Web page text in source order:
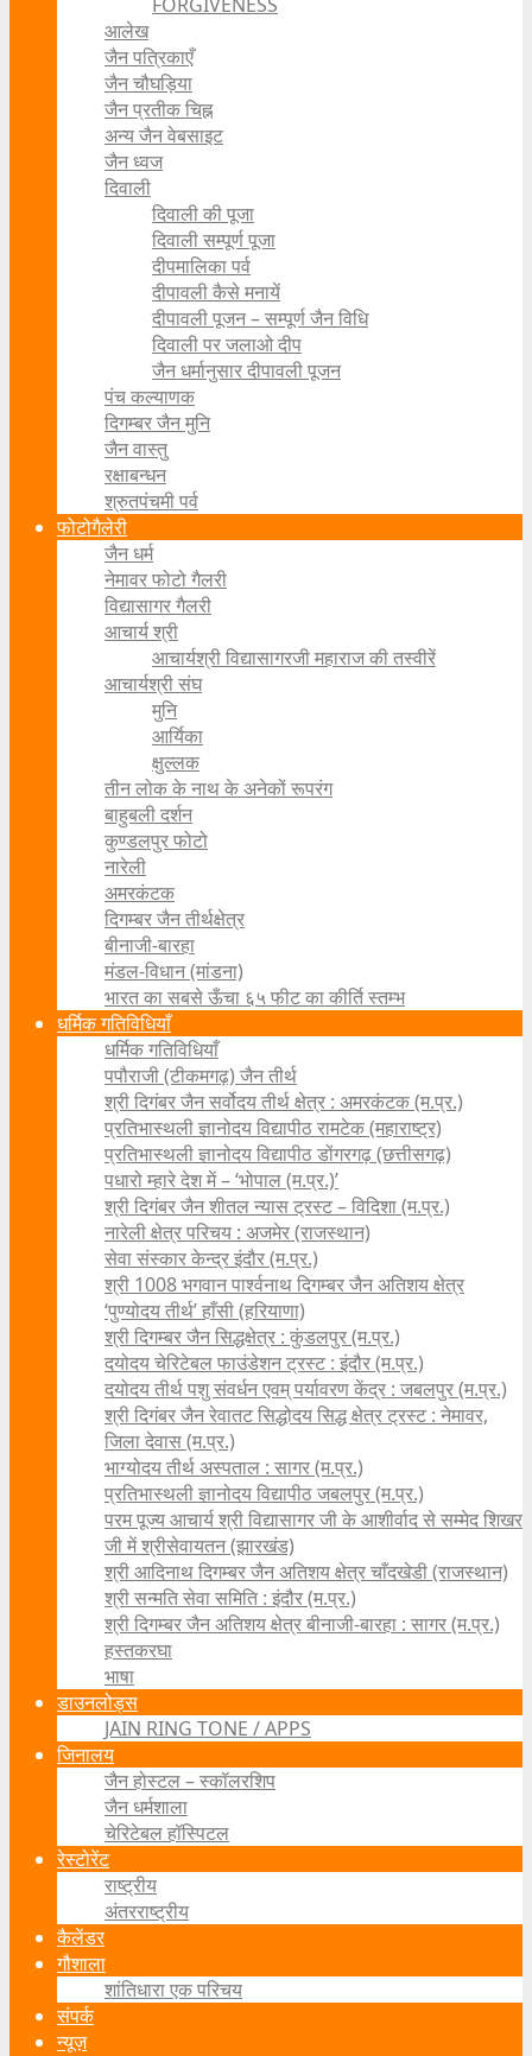
आलेख
जैन पत्रिकाएँ
जैन चौघड़िया
जैन प्रतीक चिह्न
अन्य जैन वेबसाइट
जैन ध्वज
दिवाली
दिवाली की पूजा
दिवाली सम्पूर्ण पूजा
दीपमालिका पर्व
दीपावली कैसे मनायें
दीपावली पूजन – सम्पूर्ण जैन विधि
दिवाली पर जलाओ दीप
जैन धर्मानुसार दीपावली पूजन
पंच कल्याणक
दिगम्बर जैन मुनि
जैन वास्तु
रक्षाबन्धन
श्रुतपंचमी पर्व
फोटोगैलेरी
जैन धर्म
नेमावर फोटो गैलरी
विद्यासागर गैलरी
आचार्य श्री
आचार्यश्री विद्यासागरजी महाराज की तस्वीरें
आचार्यश्री संघ
मुनि
आर्यिका
क्षुल्लक
तीन लोक के नाथ के अनेकों रूपरंग
बाहुबली दर्शन
कुण्डलपुर फोटो
नारेली
अमरकंटक
दिगम्बर जैन तीर्थक्षेत्र
बीनाजी-बारहा
मंडल-विधान (मांडना)
भारत का सबसे ऊँचा ६५ फीट का कीर्ति स्तम्भ
धर्मिक गतिविधियाँ
धर्मिक गतिविधियाँ
पपौराजी (टीकमगढ़) जैन तीर्थ
श्री दिगंबर जैन सर्वोदय तीर्थ क्षेत्र : अमरकंटक (म.प्र.)
प्रतिभास्थली ज्ञानोदय विद्यापीठ रामटेक (महाराष्ट्र)
प्रतिभास्थली ज्ञानोदय विद्यापीठ डोंगरगढ़ (छत्तीसगढ़)
पधारो म्हारे देश में – ‘भोपाल (म.प्र.)’
श्री दिगंबर जैन शीतल न्यास ट्रस्ट – विदिशा (म.प्र.)
नारेली क्षेत्र परिचय : अजमेर (राजस्थान)
सेवा संस्कार केन्द्र इंदौर (म.प्र.)
श्री 1008 भगवान पार्श्वनाथ दिगम्बर जैन अतिशय क्षे‍त्र
‘पुण्योदय तीर्थ’ हाँसी (हरियाणा)
श्री दिगम्बर जैन सिद्धक्षेत्र : कुंडलपुर (म.प्र.)
दयोदय चेरिटेबल फाउंडेशन ट्रस्ट : इंदौर (म.प्र.)
दयोदय तीर्थ पशु संवर्धन एवम्‌ पर्यावरण केंद्र : जबलपुर (म.प्र.)
श्री दिगंबर जैन रेवातट सिद्धोदय सिद्ध क्षेत्र ट्रस्ट : नेमावर,
जिला देवास (म.प्र.)
भाग्योदय तीर्थ अस्पताल : सागर (म.प्र.)
प्रतिभास्थली ज्ञानोदय विद्यापीठ जबलपुर (म.प्र.)
परम पूज्य आचार्य श्री विद्यासागर जी के आशीर्वाद से सम्मेद शिखर
जी में श्रीसेवायतन (झारखंड)
श्री आदिनाथ दिगम्बर जैन अतिशय क्षेत्र चाँदखेडी (राजस्थान)
श्री सन्मति सेवा समिति : इंदौर (म.प्र.)
श्री दिगम्बर जैन अतिशय क्षेत्र बीनाजी-बारहा : सागर (म.प्र.)
हस्तकरघा
भाषा
डाउनलोड्स
JAIN RING TONE / APPS
जिनालय
जैन होस्टल – स्कॉलरशिप
जैन धर्मशाला
चेरिटेबल हॉस्पिटल
रेस्टोरेंट
राष्ट्रीय
अंतरराष्ट्रीय
कैलेंडर
गौशाला
शांतिधारा एक परिचय
संपर्क
न्यूज़